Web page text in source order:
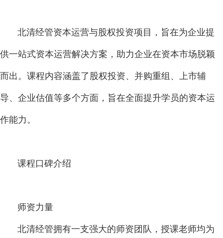
北清经管资本运营与股权投资项目，旨在为企业提
供一站式资本运营解决方案，助力企业在资本市场脱颖
而出。课程内容涵盖了股权投资、并购重组、上市辅
导、企业估值等多个方面，旨在全面提升学员的资本运
作能力。
课程口碑介绍
师资力量
北清经管拥有一支强大的师资团队，授课老师均为